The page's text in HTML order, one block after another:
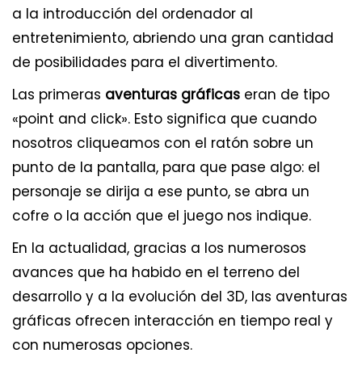
a la introducción del ordenador al
entretenimiento, abriendo una gran cantidad
de posibilidades para el divertimento.
Las primeras aventuras gráficas eran de tipo
«point and click». Esto significa que cuando
nosotros cliqueamos con el ratón sobre un
punto de la pantalla, para que pase algo: el
personaje se dirija a ese punto, se abra un
cofre o la acción que el juego nos indique.
En la actualidad, gracias a los numerosos
avances que ha habido en el terreno del
desarrollo y a la evolución del 3D, las aventuras
gráficas ofrecen interacción en tiempo real y
con numerosas opciones.